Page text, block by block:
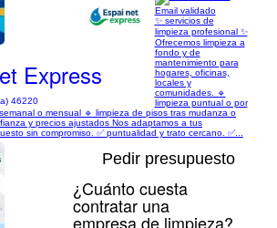
Express
46220
Email validado
✨ servicios de
limpieza profesional ✨
Ofrecemos limpieza a
fondo y de
mantenimiento para
hogares, oficinas,
locales y
comunidades. 🔹
limpieza puntual o por
o mensual 🔹 limpieza de pisos tras mudanza o
y precios ajustados Nos adaptamos a tus
sin compromiso. ✅ puntualidad y trato cercano. ✅...
Pedir presupuesto
¿Cuánto cuesta
contratar una
empresa de limpieza?